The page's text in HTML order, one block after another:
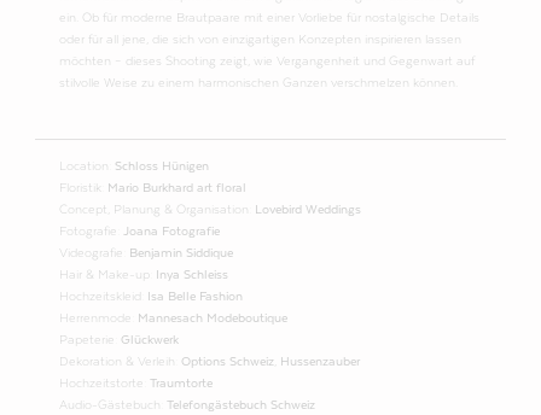
ein. Ob für moderne Brautpaare mit einer Vorliebe für nostalgische Details
oder für all jene, die sich von einzigartigen Konzepten inspirieren lassen
möchten – dieses Shooting zeigt, wie Vergangenheit und Gegenwart auf
stilvolle Weise zu einem harmonischen Ganzen verschmelzen können.
Location: Schloss Hünigen
Floristik: Mario Burkhard art floral
Concept, Planung & Organisation: Lovebird Weddings
Fotografie: Joana Fotografie
Videografie: Benjamin Siddique
Hair & Make-up: Inya Schleiss
Hochzeitskleid: Isa Belle Fashion
Herrenmode: Mannesach Modeboutique
Papeterie: Glückwerk
Dekoration & Verleih: Options Schweiz Hussenzauber
Hochzeitstorte: Traumtorte
Audio-Gästebuch: Telefongästebuch Schweiz